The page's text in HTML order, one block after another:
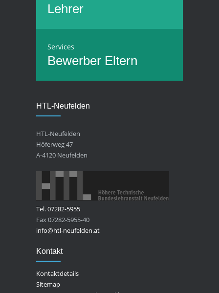
Lehrer
Services
Bewerber Eltern
HTL-Neufelden
HTL-Neufelden
Höferweg 47
A-4120 Neufelden
Tel. 07282-5955
Fax 07282-5955-40
info@htl-neufelden.at
Kontakt
Kontaktdetails
Sitemap